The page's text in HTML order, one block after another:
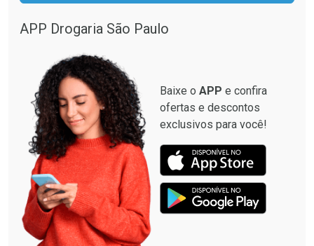
APP Drogaria São Paulo
Baixe o APP e confira
ofertas e descontos
exclusivos para você!